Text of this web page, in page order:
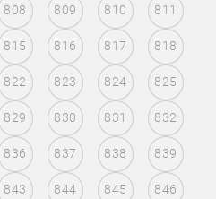
808 809 810 811
815 816 817 818
822 823 824 825
829 830 831 832
836 837 838 839
843 844 845 846